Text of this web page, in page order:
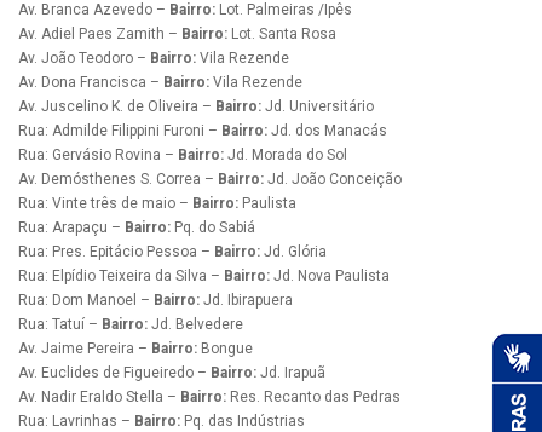
Av. Branca Azevedo – Bairro: Lot. Palmeiras /Ipês
Av. Adiel Paes Zamith – Bairro: Lot. Santa Rosa
Av. João Teodoro – Bairro: Vila Rezende
Av. Dona Francisca – Bairro: Vila Rezende
Av. Juscelino K. de Oliveira – Bairro: Jd. Universitário
Rua: Admilde Filippini Furoni – Bairro: Jd. dos Manacás
Rua: Gervásio Rovina – Bairro: Jd. Morada do Sol
Av. Demósthenes S. Correa – Bairro: Jd. João Conceição
Rua: Vinte três de maio – Bairro: Paulista
Rua: Arapaçu – Bairro: Pq. do Sabiá
Rua: Pres. Epitácio Pessoa – Bairro: Jd. Glória
Rua: Elpídio Teixeira da Silva – Bairro: Jd. Nova Paulista
Rua: Dom Manoel – Bairro: Jd. Ibirapuera
Rua: Tatuí – Bairro: Jd. Belvedere
Av. Jaime Pereira – Bairro: Bongue
Av. Euclides de Figueiredo – Bairro: Jd. Irapuã
Av. Nadir Eraldo Stella – Bairro: Res. Recanto das Pedras
Rua: Lavrinhas – Bairro: Pq. das Indústrias